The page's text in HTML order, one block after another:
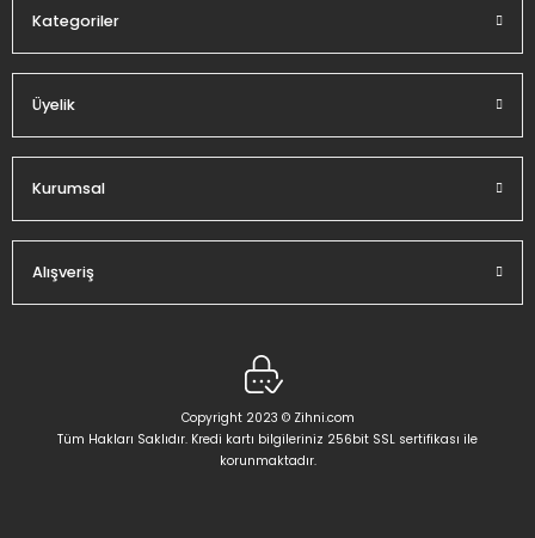
Kategoriler
Üyelik
Kurumsal
Alışveriş
Copyright 2023 © Zihni.com
Tüm Hakları Saklıdır. Kredi kartı bilgileriniz 256bit SSL sertifikası ile
korunmaktadır.